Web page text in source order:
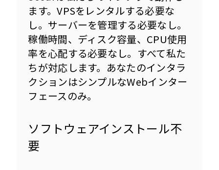
ます。VPSをレンタルする必要な
し。サーバーを管理する必要なし。
稼働時間、ディスク容量、CPU使用
率を心配する必要なし。すべて私た
ちが対応します。あなたのインタラ
クションはシンプルなWebインター
フェースのみ。
ソフトウェアインストール不
要